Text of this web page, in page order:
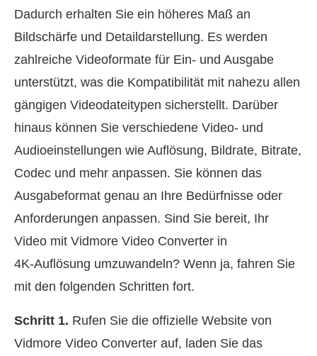
Dadurch erhalten Sie ein höheres Maß an
Bildschärfe und Detaildarstellung. Es werden
zahlreiche Videoformate für Ein- und Ausgabe
unterstützt, was die Kompatibilität mit nahezu allen
gängigen Videodateitypen sicherstellt. Darüber
hinaus können Sie verschiedene Video‑ und
Audioeinstellungen wie Auflösung, Bildrate, Bitrate,
Codec und mehr anpassen. Sie können das
Ausgabeformat genau an Ihre Bedürfnisse oder
Anforderungen anpassen. Sind Sie bereit, Ihr
Video mit Vidmore Video Converter in
4K‑Auflösung umzuwandeln? Wenn ja, fahren Sie
mit den folgenden Schritten fort.
Schritt 1. Rufen Sie die offizielle Website von
Vidmore Video Converter auf, laden Sie das